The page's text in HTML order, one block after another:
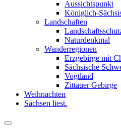
Aussichtspunkt
Königlich-
Landschaften
Naturdenkmal
Wanderregionen
Erzgebirge mit
Sächsische
Vogtland
Zittauer Gebirge
Weihnachten
Sachsen liest.